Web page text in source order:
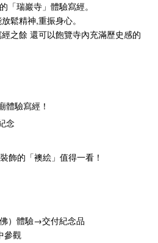
「瑞巖寺」體驗寫經。
鬆精神,重振身心。
之餘 還可以飽覽寺內充滿歷史感的
體驗寫經！
念
飾的「襖絵」值得一看！
）體驗→交付紀念品
參觀